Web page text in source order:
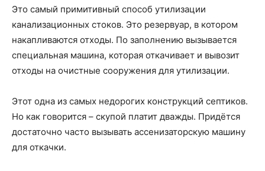
Это самый примитивный способ утилизации
канализационных стоков. Это резервуар, в котором
накапливаются отходы. По заполнению вызывается
специальная машина, которая откачивает и вывозит
отходы на очистные сооружения для утилизации.
Этот одна из самых недорогих конструкций септиков.
Но как говорится – скупой платит дважды. Придётся
достаточно часто вызывать ассенизаторскую машину
для откачки.